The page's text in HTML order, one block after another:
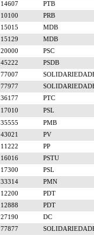
14607
PTB
10100
PRB
15015
MDB
15129
MDB
20000
PSC
45222
PSDB
77007
77977
36177
PTC
17010
PSL
35555
PMB
43021
PV
11222
PP
16016
PSTU
17300
PSL
33314
PMN
12200
PDT
12888
PDT
27190
DC
77877